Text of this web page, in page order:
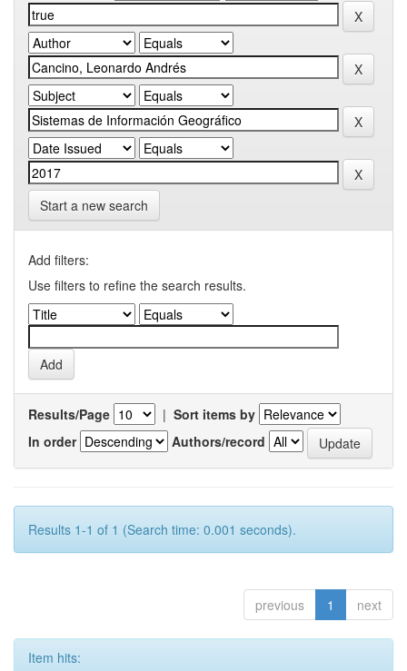
Start a new search
Add filters:
Use filters to refine the search results.
Results/Page | Sort items by
In order
Authors/record
Results 1-1 of 1 (Search time: 0.001 seconds).
previous 1 next
Item hits: